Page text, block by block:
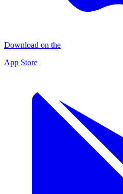
Download on the
App Store